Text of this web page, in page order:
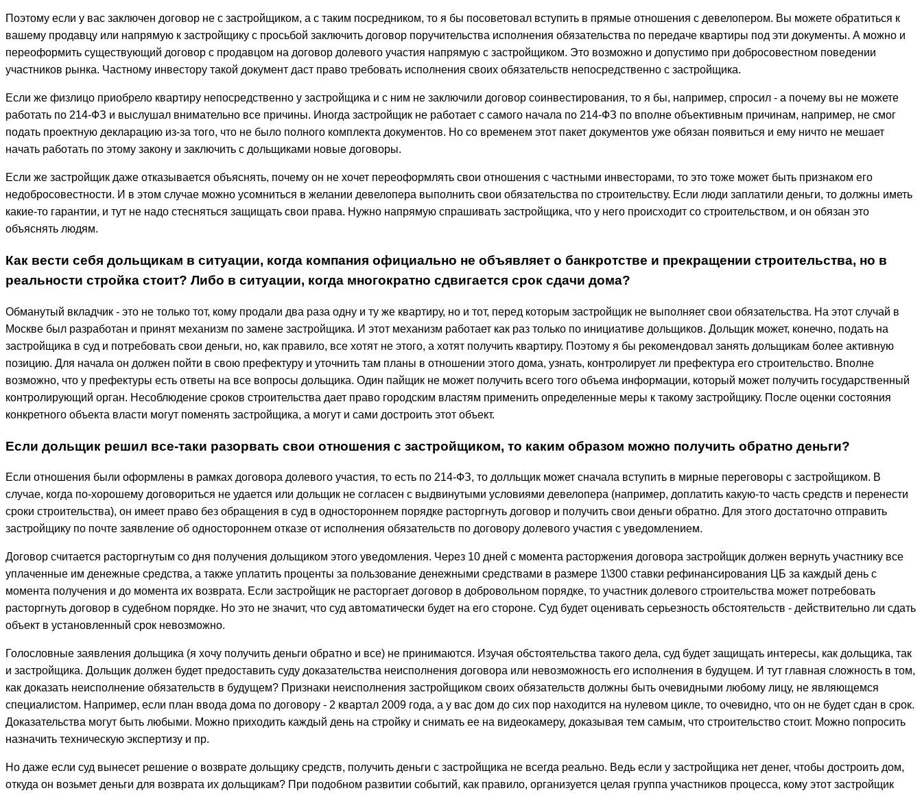
Поэтому если у вас заключен договор не с застройщиком, а с таким посредником, то я бы посоветовал вступить в прямые отношения с девелопером. Вы можете обратиться к
вашему продавцу или напрямую к застройщику с просьбой заключить договор поручительства исполнения обязательства по передаче квартиры под эти документы. А можно и
переоформить существующий договор с продавцом на договор долевого участия напрямую с застройщиком. Это возможно и допустимо при добросовестном поведении
участников рынка. Частному инвестору такой документ даст право требовать исполнения своих обязательств непосредственно с застройщика.
Если же физлицо приобрело квартиру непосредственно у застройщика и с ним не заключили договор соинвестирования, то я бы, например, спросил - а почему вы не можете
работать по 214-ФЗ и выслушал внимательно все причины. Иногда застройщик не работает с самого начала по 214-ФЗ по вполне объективным причинам, например, не смог
подать проектную декларацию из-за того, что не было полного комплекта документов. Но со временем этот пакет документов уже обязан появиться и ему ничто не мешает
начать работать по этому закону и заключить с дольщиками новые договоры.
Если же застройщик даже отказывается объяснять, почему он не хочет переоформлять свои отношения с частными инвесторами, то это тоже может быть признаком его
недобросовестности. И в этом случае можно усомниться в желании девелопера выполнить свои обязательства по строительству. Если люди заплатили деньги, то должны иметь
какие-то гарантии, и тут не надо стесняться защищать свои права. Нужно напрямую спрашивать застройщика, что у него происходит со строительством, и он обязан это
объяснять людям.
Как вести себя дольщикам в ситуации, когда компания официально не объявляет о банкротстве и прекращении строительства, но в
реальности стройка стоит? Либо в ситуации, когда многократно сдвигается срок сдачи дома?
Обманутый вкладчик - это не только тот, кому продали два раза одну и ту же квартиру, но и тот, перед которым застройщик не выполняет свои обязательства. На этот случай в
Москве был разработан и принят механизм по замене застройщика. И этот механизм работает как раз только по инициативе дольщиков. Дольщик может, конечно, подать на
застройщика в суд и потребовать свои деньги, но, как правило, все хотят не этого, а хотят получить квартиру. Поэтому я бы рекомендовал занять дольщикам более активную
позицию. Для начала он должен пойти в свою префектуру и уточнить там планы в отношении этого дома, узнать, контролирует ли префектура его строительство. Вполне
возможно, что у префектуры есть ответы на все вопросы дольщика. Один пайщик не может получить всего того объема информации, который может получить государственный
контролирующий орган. Несоблюдение сроков строительства дает право городским властям применить определенные меры к такому застройщику. После оценки состояния
конкретного объекта власти могут поменять застройщика, а могут и сами достроить этот объект.
Если дольщик решил все-таки разорвать свои отношения с застройщиком, то каким образом можно получить обратно деньги?
Если отношения были оформлены в рамках договора долевого участия, то есть по 214-ФЗ, то долльщик может сначала вступить в мирные переговоры с застройщиком. В
случае, когда по-хорошему договориться не удается или дольщик не согласен с выдвинутыми условиями девелопера (например, доплатить какую-то часть средств и перенести
сроки строительства), он имеет право без обращения в суд в одностороннем порядке расторгнуть договор и получить свои деньги обратно. Для этого достаточно отправить
застройщику по почте заявление об одностороннем отказе от исполнения обязательств по договору долевого участия с уведомлением.
Договор считается расторгнутым со дня получения дольщиком этого уведомления. Через 10 дней с момента расторжения договора застройщик должен вернуть участнику все
уплаченные им денежные средства, а также уплатить проценты за пользование денежными средствами в размере 1\300 ставки рефинансирования ЦБ за каждый день с
момента получения и до момента их возврата. Если застройщик не расторгает договор в добровольном порядке, то участник долевого строительства может потребовать
расторгнуть договор в судебном порядке. Но это не значит, что суд автоматически будет на его стороне. Суд будет оценивать серьезность обстоятельств - действительно ли сдать
объект в установленный срок невозможно.
Голословные заявления дольщика (я хочу получить деньги обратно и все) не принимаются. Изучая обстоятельства такого дела, суд будет защищать интересы, как дольщика, так
и застройщика. Дольщик должен будет предоставить суду доказательства неисполнения договора или невозможность его исполнения в будущем. И тут главная сложность в том,
как доказать неисполнение обязательств в будущем? Признаки неисполнения застройщиком своих обязательств должны быть очевидными любому лицу, не являющемся
специалистом. Например, если план ввода дома по договору - 2 квартал 2009 года, а у вас дом до сих пор находится на нулевом цикле, то очевидно, что он не будет сдан в срок.
Доказательства могут быть любыми. Можно приходить каждый день на стройку и снимать ее на видеокамеру, доказывая тем самым, что строительство стоит. Можно попросить
назначить техническую экспертизу и пр.
Но даже если суд вынесет решение о возврате дольщику средств, получить деньги с застройщика не всегда реально. Ведь если у застройщика нет денег, чтобы достроить дом,
откуда он возьмет деньги для возврата их дольщикам? При подобном развитии событий, как правило, организуется целая группа участников процесса, кому этот застройщик